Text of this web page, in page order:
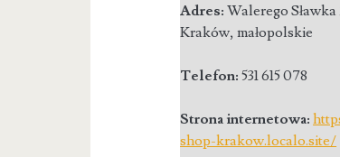
Adres:Walerego Sławka
Kraków,małopolskie
Telefon:531 615 078
Strona internetowa:
shop-krakow.localo.site/